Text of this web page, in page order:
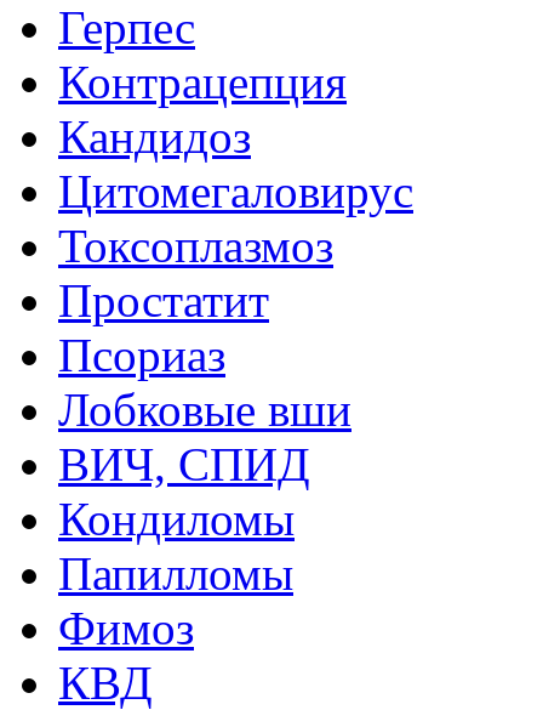
Герпес
Контрацепция
Кандидоз
Цитомегаловирус
Токсоплазмоз
Простатит
Псориаз
Лобковые вши
ВИЧ, СПИД
Кондиломы
Папилломы
Фимоз
КВД